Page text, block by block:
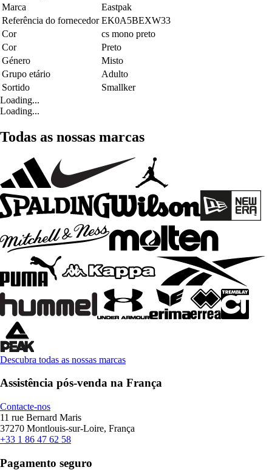
Marca
Eastpak
Referência do fornecedor EK0A5BEXW33
Cor
cs mono preto
Cor
Preto
Género
Misto
Grupo etário
Adulto
Sortido
Smallker
Loading...
Loading...
Todas as nossas marcas
Descubra todas as nossas marcas
Assistência pós-venda na França
Contacte-nos
11 rue Bernard Maris
37270 Montlouis-sur-Loire, França
+33 1 86 47 62 58
Pagamento seguro